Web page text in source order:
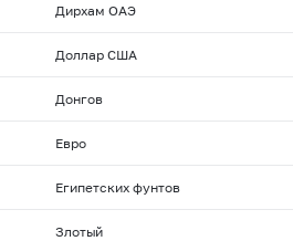
Дирхам ОАЭ
Доллар США
Донгов
Евро
Египетских фунтов
Злотый